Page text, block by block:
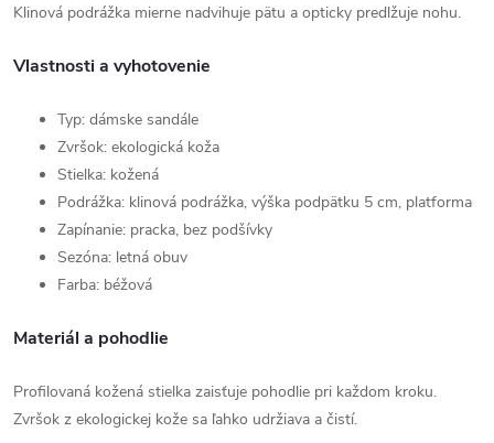
Klinová podrážka mierne nadvihuje pätu a opticky predlžuje nohu.
Vlastnosti a vyhotovenie
Typ: dámske sandále
Zvršok: ekologická koža
Stielka: kožená
Podrážka: klinová podrážka, výška podpätku 5 cm, platforma
Zapínanie: pracka, bez podšívky
Sezóna: letná obuv
Farba: béžová
Materiál a pohodlie
Profilovaná kožená stielka zaisťuje pohodlie pri každom kroku.
Zvršok z ekologickej kože sa ľahko udržiava a čistí.